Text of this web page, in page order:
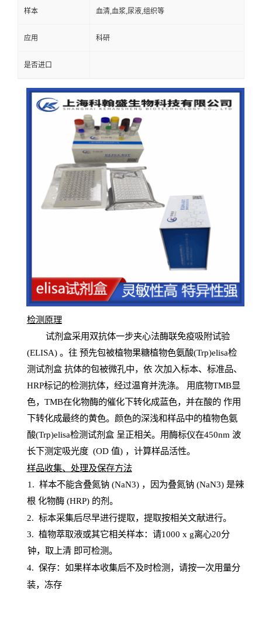
样本 血清,血浆,尿液,组织等
应用 科研
是否进口
检测原理
试剂盒采用双抗体一步夹心法酶联免疫吸附试验
(ELISA) 。往 预先包被植物果糖植物色氨酸(Trp)elisa检
测试剂盒抗体的包被微孔中，依 次加入标本、标准品、
HRP标记的检测抗体，经过温育并洗涤。 用底物TMB显
色， TMB在化物酶的催化下转化成蓝色，并在酸的 作用
下转化成最终的黄色。颜色的深浅和样品中的植物色氨
酸(Trp)elisa检测试剂盒呈正相关。用酶标仪在450nm 波
长下测定吸光度 (OD 值) ，计算样品活性。
样品收集、处理及保存方法
1 . 样本不能含叠氮钠(NaN3) ，因为叠氮钠 (NaN3) 是辣
根 化物酶(HRP) 的剂。
2. 标本采集后尽早进行提取，提取按相关文献进行。
3. 植物萃取液或其它相关样本：请1000 x g离心20分
钟，取上清 即可检测。
4. 保存：如果样本收集后不及时检测，请按一次用量分
装，冻存